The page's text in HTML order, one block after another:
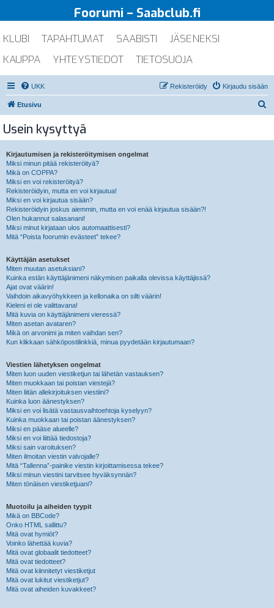
Foorumi – Saabclub.fi
KLUBI TAPAHTUMAT SAABISTI
JÄSENEKSI
KAUPPA
YHTEYSTIEDOT TIETOSUOJA
UKK Kirjaudu sisään
Rekisteröidy
Etusivu
Usein kysyttyä
Kirjautumisen ja rekisteröitymisen ongelmat
Miksi minun pitää rekisteröityä?
Mikä on COPPA?
Miksi en voi rekisteröityä?
Rekisteröidyin, mutta en voi kirjautua!
Miksi en voi kirjautua sisään?
Rekisteröidyin joskus aiemmin, mutta en voi enää kirjautua sisään?!
Olen hukannut salasanani!
Miksi minut kirjataan ulos automaattisesti?
Mitä “Poista foorumin evästeet” tekee?
Käyttäjän asetukset
Miten muutan asetuksiani?
Kuinka estän käyttäjänimeni näkymisen paikalla olevissa käyttäjissä?
Ajat ovat väärin!
Vaihdoin aikavyöhykkeen ja kellonaika on silti väärin!
Kieleni ei ole valittavana!
Mitä kuvia on käyttäjänimeni vieressä?
Miten asetan avataren?
Mikä on arvonimi ja miten vaihdan sen?
Kun klikkaan sähköpostilinkkiä, minua pyydetään kirjautumaan?
Viestien lähetyksen ongelmat
Miten luon uuden viestiketjun tai lähetän vastauksen?
Miten muokkaan tai poistan viestejä?
Miten liitän allekirjoituksen viestiini?
Kuinka luon äänestyksen?
Miksi en voi lisätä vastausvaihtoehtoja kyselyyn?
Kuinka muokkaan tai poistan äänestyksen?
Miksi en pääse alueelle?
Miksi en voi liittää tiedostoja?
Miksi sain varoituksen?
Miten ilmoitan viestin valvojalle?
Mitä “Tallenna”-painike viestin kirjoittamisessa tekee?
Miksi minun viestini tarvitsee hyväksynnän?
Miten tönäisen viestiketjuani?
Muotoilu ja aiheiden tyypit
Mikä on BBCode?
Onko HTML sallittu?
Mitä ovat hymiöt?
Voinko lähettää kuvia?
Mitä ovat globaalit tiedotteet?
Mitä ovat tiedotteet?
Mitä ovat kiinnitetyt viestiketjut
Mitä ovat lukitut viestiketjut?
Mitä ovat aiheiden kuvakkeet?